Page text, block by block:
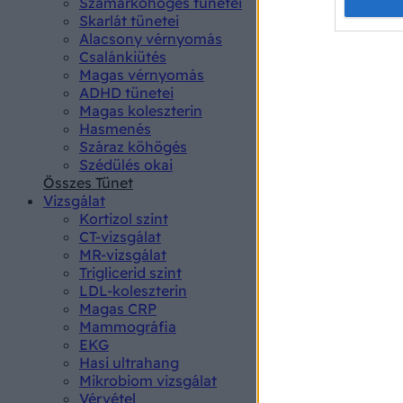
Skarlát tünetei
Alacsony vérnyomás
Csalánkiütés
Magas vérnyomás
ADHD tünetei
Magas koleszterin
Hasmenés
Száraz köhögés
Szédülés okai
Összes Tünet
Vizsgálat
Kortizol szint
CT-vizsgálat
MR-vizsgálat
Triglicerid szint
LDL-koleszterin
Magas CRP
Mammográfia
EKG
Hasi ultrahang
Mikrobiom vizsgálat
Vérvétel